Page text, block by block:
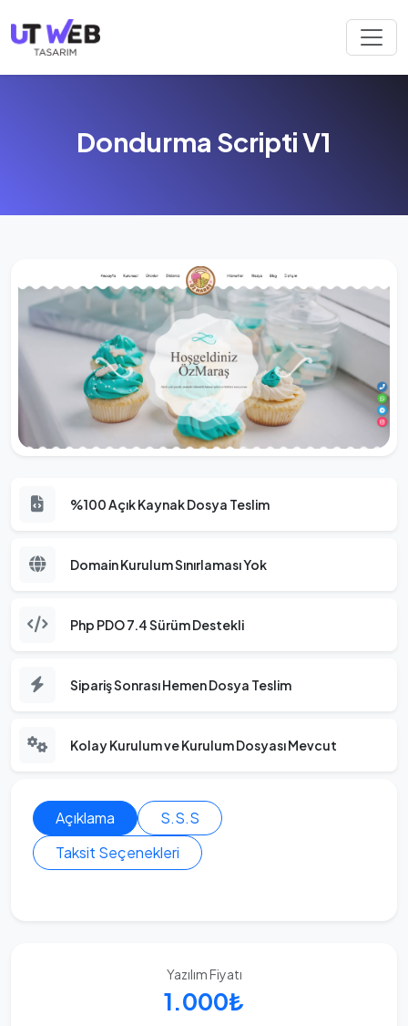
Dondurma Scripti V1
%100 Açık Kaynak Dosya Teslim
Domain Kurulum Sınırlaması Yok
Php PDO 7.4 Sürüm Destekli
Sipariş Sonrası Hemen Dosya Teslim
Kolay Kurulum ve Kurulum Dosyası Mevcut
Açıklama
S.S.S
Taksit Seçenekleri
Yazılım Fiyatı
1.000₺